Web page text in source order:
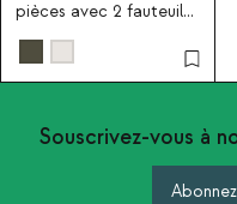
pièces avec 2 fauteuils
en tissu bouclé Kilhe
Souscrivez-vous à